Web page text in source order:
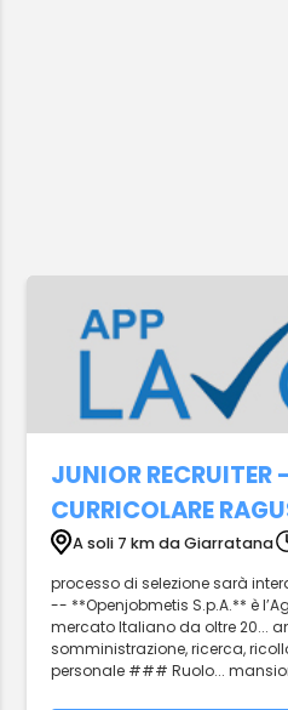
JUNIOR RECRUITER
CURRICOLARE
A soli 7 km da Giarratana
processo di selezione sarà
-- **Openjobmetis S.p.A.** è
mercato Italiano da oltre 20...
somministrazione, ricerca,
personale ### Ruolo...